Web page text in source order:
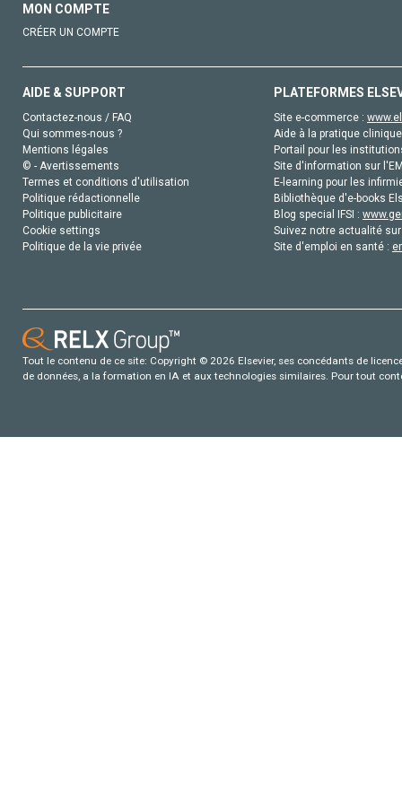
MON COMPTE
CRÉER UN COMPTE
AIDE & SUPPORT
Contactez-nous / FAQ
Qui sommes-nous ?
Mentions légales
© - Avertissements
Termes et conditions d'utilisation
Politique rédactionnelle
Politique publicitaire
Cookie settings
Politique de la vie privée
PLATEFORMES
Site e-commerce :
Aide à la pratique
Portail pour les
Site d'information sur
E-learning pour les
Bibliothèque d'e-books
Blog special IFSI :
Suivez notre actualité
Site d'emploi en santé :
Tout le contenu de ce site: Copyright © 2026 Elsevier, ses concédants de
de données, a la formation en IA et aux technologies similaires. Pour tout